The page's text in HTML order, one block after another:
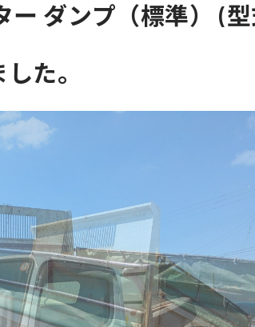
ー ダンプ（標準） (
た。